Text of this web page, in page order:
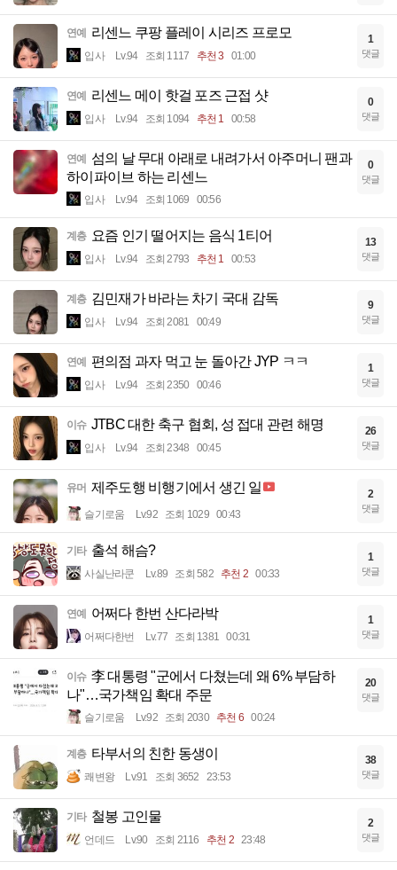
연예 리센느 쿠팡 플레이 시리즈 프로모
입사 Lv.94 조회 1117 추천 3 01:00
1
댓글
연예 리센느 메이 핫걸 포즈 근접 샷
입사 Lv.94 조회 1094 추천 1 00:58
0
댓글
연예 섬의 날 무대 아래로 내려가서 아주머니 팬과
하이파이브 하는 리센느
입사 Lv.94 조회 1069 00:56
0
댓글
계층 요즘 인기 떨어지는 음식 1티어
입사 Lv.94 조회 2793 추천 1 00:53
13
댓글
계층 김민재가 바라는 차기 국대 감독
입사 Lv.94 조회 2081 00:49
9
댓글
연예 편의점 과자 먹고 눈 돌아간 JYP ㅋㅋ
입사 Lv.94 조회 2350 00:46
1
댓글
이슈 JTBC 대한 축구 협회, 성 접대 관련 해명
입사 Lv.94 조회 2348 00:45
26
댓글
유머 제주도행 비행기에서 생긴 일
슬기로움 Lv.92 조회 1029 00:43
2
댓글
기타 출석 해슴?
사실난라쿤 Lv.89 조회 582 추천 2 00:33
1
댓글
연예 어쩌다 한번 산다라박
어쩌다한번 Lv.77 조회 1381 00:31
1
댓글
이슈 李 대통령 "군에서 다쳤는데 왜 6% 부담하
나"…국가책임 확대 주문
슬기로움 Lv.92 조회 2030 추천 6 00:24
20
댓글
계층 타부서의 친한 동생이
쾌변왕 Lv.91 조회 3652 23:53
38
댓글
기타 철봉 고인물
언데드 Lv.90 조회 2116 추천 2 23:48
2
댓글